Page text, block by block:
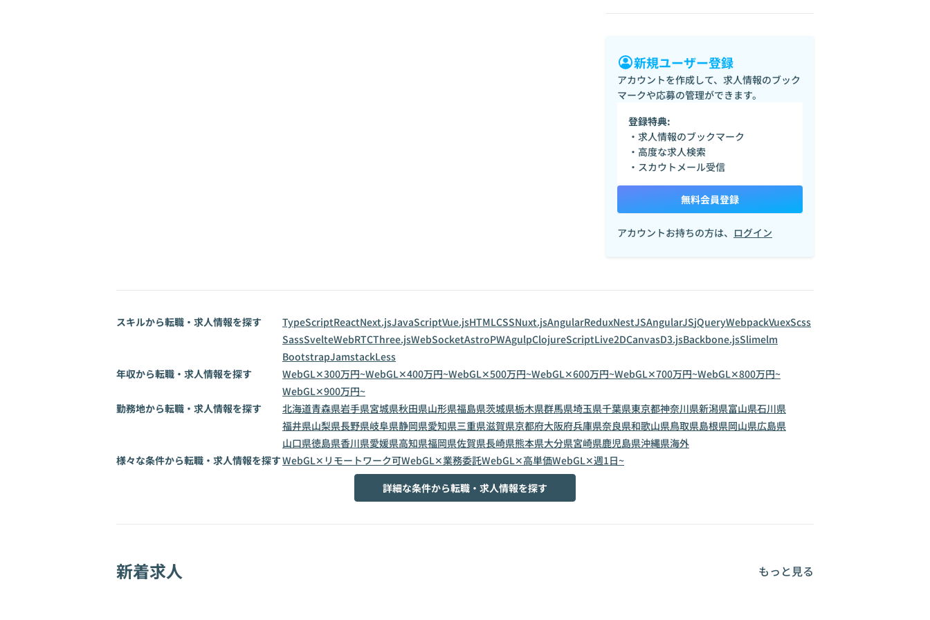
新規ユーザー登録
アカウントを作成して、求人情報のブック
マークや応募の管理ができます。
登録特典:
・求人情報のブックマーク
・高度な求人検索
・スカウトメール受信
無料会員登録
アカウントお持ちの方は、 ログイン
スキルから転職・求人情報を探す TypeScriptReactNext.jsJavaScriptVue.jsHTMLCSSNuxt.jsAngularReduxNestJSAngularJSjQueryWebpackVuexScss
SassSvelteWebRTCThree.jsWebSocketAstroPWAgulpClojureScriptLive2DCanvasD3.jsBackbone.jsSlimelm
BootstrapJamstackLess
年収から転職・求人情報を探す
WebGL✕300万円~WebGL✕400万円~WebGL✕500万円~WebGL✕600万円~WebGL✕700万円~WebGL✕800万円~
WebGL✕900万円~
勤務地から転職・求人情報を探す
北海道青森県岩手県宮城県秋田県山形県福島県茨城県栃木県群馬県埼玉県千葉県東京都神奈川県新潟県富山県石川県
福井県山梨県長野県岐阜県静岡県愛知県三重県滋賀県京都府大阪府兵庫県奈良県和歌山県鳥取県島根県岡山県広島県
山口県徳島県香川県愛媛県高知県福岡県佐賀県長崎県熊本県大分県宮崎県鹿児島県沖縄県海外
様々な条件から転職・求人情報を探すWebGL✕リモートワーク可WebGL✕業務委託WebGL✕高単価WebGL✕週1日~
詳細な条件から転職・求人情報を探す
新着求人 もっと見る